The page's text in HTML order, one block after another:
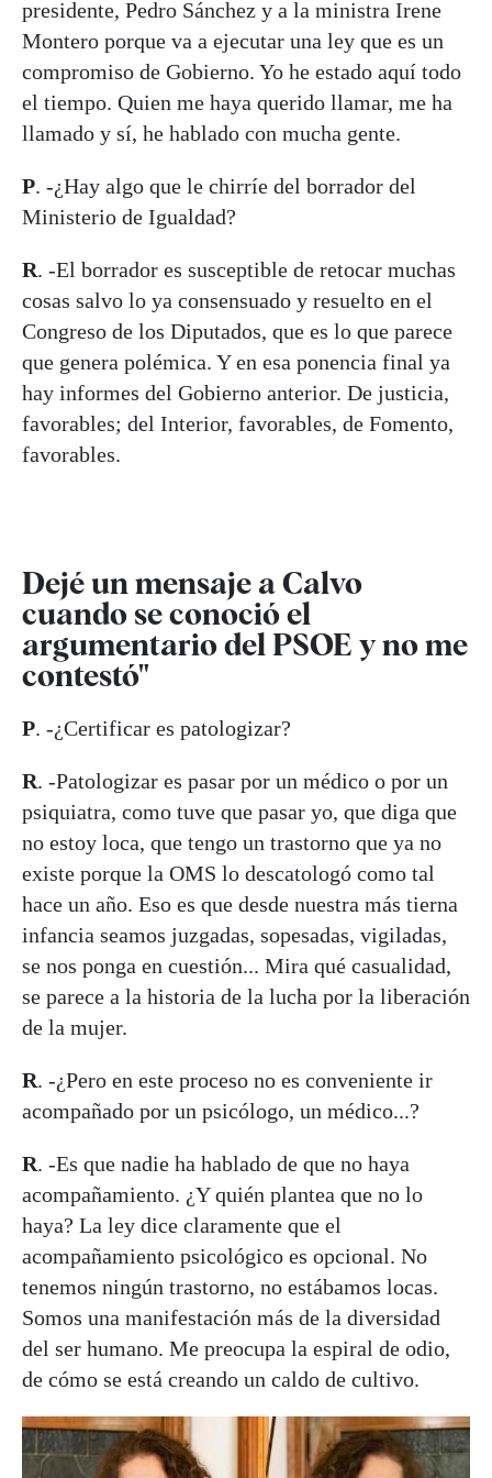
presidente, Pedro Sánchez y a la ministra Irene
Montero porque va a ejecutar una ley que es un
compromiso de Gobierno. Yo he estado aquí todo
el tiempo. Quien me haya querido llamar, me ha
llamado y sí, he hablado con mucha gente.
P. -¿Hay algo que le chirríe del borrador del
Ministerio de Igualdad?
R. -El borrador es susceptible de retocar muchas
cosas salvo lo ya consensuado y resuelto en el
Congreso de los Diputados, que es lo que parece
que genera polémica. Y en esa ponencia final ya
hay informes del Gobierno anterior. De justicia,
favorables; del Interior, favorables, de Fomento,
favorables.
Dejé un mensaje a Calvo
cuando se conoció el
argumentario del PSOE y no me
contestó"
P. -¿Certificar es patologizar?
R. -Patologizar es pasar por un médico o por un
psiquiatra, como tuve que pasar yo, que diga que
no estoy loca, que tengo un trastorno que ya no
existe porque la OMS lo descatologó como tal
hace un año. Eso es que desde nuestra más tierna
infancia seamos juzgadas, sopesadas, vigiladas,
se nos ponga en cuestión... Mira qué casualidad,
se parece a la historia de la lucha por la liberación
de la mujer.
R. -¿Pero en este proceso no es conveniente ir
acompañado por un psicólogo, un médico...?
R. -Es que nadie ha hablado de que no haya
acompañamiento. ¿Y quién plantea que no lo
haya? La ley dice claramente que el
acompañamiento psicológico es opcional. No
tenemos ningún trastorno, no estábamos locas.
Somos una manifestación más de la diversidad
del ser humano. Me preocupa la espiral de odio,
de cómo se está creando un caldo de cultivo.